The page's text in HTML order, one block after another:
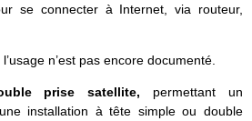
se connecter à Internet, via routeur,
n’est pas encore documenté.
prise satellite, permettant un
installation à tête simple ou double